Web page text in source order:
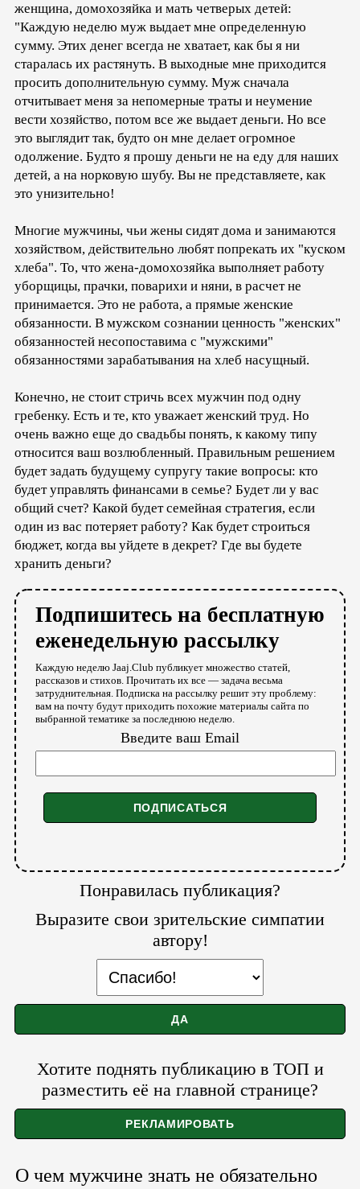
женщина, домохозяйка и мать четверых детей:
"Каждую неделю муж выдает мне определенную
сумму. Этих денег всегда не хватает, как бы я ни
старалась их растянуть. В выходные мне приходится
просить дополнительную сумму. Муж сначала
отчитывает меня за непомерные траты и неумение
вести хозяйство, потом все же выдает деньги. Но все
это выглядит так, будто он мне делает огромное
одолжение. Будто я прошу деньги не на еду для наших
детей, а на норковую шубу. Вы не представляете, как
это унизительно!
Многие мужчины, чьи жены сидят дома и занимаются
хозяйством, действительно любят попрекать их "куском
хлеба". То, что жена-домохозяйка выполняет работу
уборщицы, прачки, поварихи и няни, в расчет не
принимается. Это не работа, а прямые женские
обязанности. В мужском сознании ценность "женских"
обязанностей несопоставима с "мужскими"
обязанностями зарабатывания на хлеб насущный.
Конечно, не стоит стричь всех мужчин под одну
гребенку. Есть и те, кто уважает женский труд. Но
очень важно еще до свадьбы понять, к какому типу
относится ваш возлюбленный. Правильным решением
будет задать будущему супругу такие вопросы: кто
будет управлять финансами в семье? Будет ли у вас
общий счет? Какой будет семейная стратегия, если
один из вас потеряет работу? Как будет строиться
бюджет, когда вы уйдете в декрет? Где вы будете
хранить деньги?
Подпишитесь на бесплатную
еженедельную рассылку
Каждую неделю Jaaj.Club публикует множество статей,
рассказов и стихов. Прочитать их все — задача весьма
затруднительная. Подписка на рассылку решит эту проблему:
вам на почту будут приходить похожие материалы сайта по
выбранной тематике за последнюю неделю.
Введите ваш Email
Понравилась публикация?
Выразите свои зрительские симпатии
автору!
Хотите поднять публикацию в ТОП и
разместить её на главной странице?
О чем мужчине знать не обязательно